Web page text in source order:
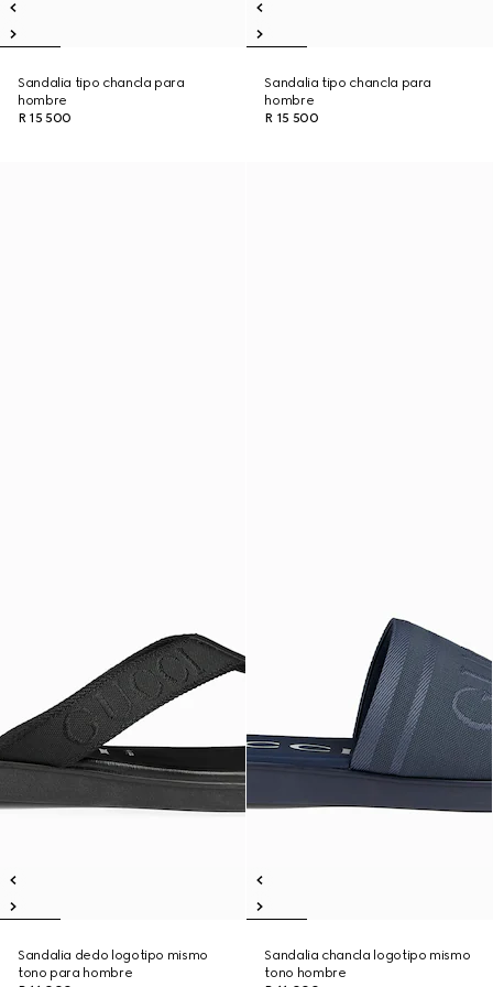
Sandalia tipo chancla para
hombre
R 15 500
Sandalia tipo chancla para
hombre
R 15 500
Sandalia dedo logotipo mismo
tono para hombre
Sandalia chancla logotipo mismo
tono hombre